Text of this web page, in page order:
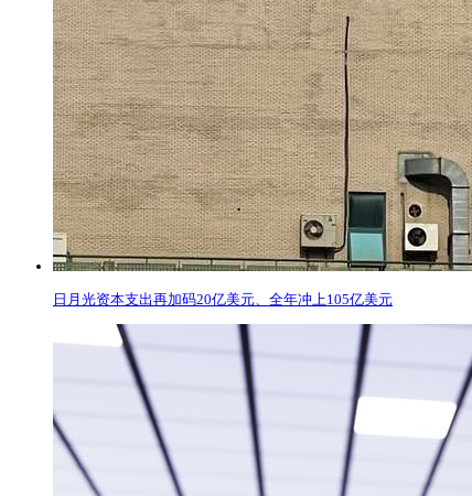
​日月光资本支出再加码20亿美元、全年冲上105亿美元